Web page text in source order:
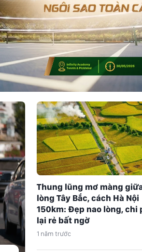
Thung lũng mơ màng
lòng Tây Bắc, cách Hà Nội
150km: Đẹp nao lòng, chi
lại rẻ bất ngờ
1 năm trước